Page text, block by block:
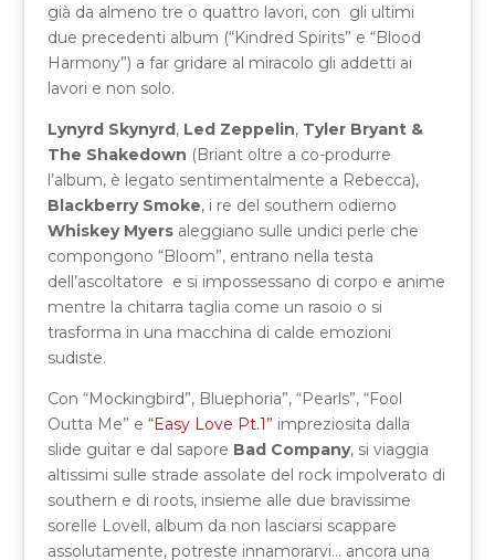
già da almeno tre o quattro lavori, con gli ultimi
due precedenti album (“Kindred Spirits” e “Blood
Harmony”) a far gridare al miracolo gli addetti ai
lavori e non solo.
Lynyrd Skynyrd, Led Zeppelin, Tyler Bryant &
The Shakedown (Briant oltre a co-produrre
l’album, è legato sentimentalmente a Rebecca),
Blackberry Smoke, i re del southern odierno
Whiskey Myersaleggiano sulle undici perle che
compongono “Bloom”, entrano nella testa
dell’ascoltatore e si impossessano di corpo e anime
mentre la chitarra taglia come un rasoio o si
trasforma in una macchina di calde emozioni
sudiste.
Con “Mockingbird”, Bluephoria”, “Pearls”, “Fool
Outta Me” e “Easy Love Pt.1” impreziosita dalla
slide guitar e dal sapore Bad Company, si viaggia
altissimi sulle strade assolate del rock impolverato di
southern e di roots, insieme alle due bravissime
sorelle Lovell, album da non lasciarsi scappare
assolutamente, potreste innamorarvi… ancora una